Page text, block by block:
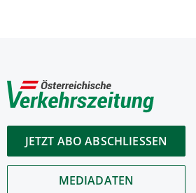
JETZT ABO ABSCHLIESSEN
MEDIADATEN